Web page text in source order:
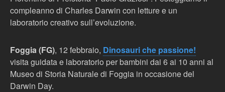
compleanno di Charles Darwin con letture e un
laboratorio creativo sull’evoluzione.
Foggia (FG), 12 febbraio, Dinosauri che passione!
visita guidata e laboratorio per bambini dai 6 ai 10 anni al
Museo di Storia Naturale di Foggia in occasione del
Darwin Day.